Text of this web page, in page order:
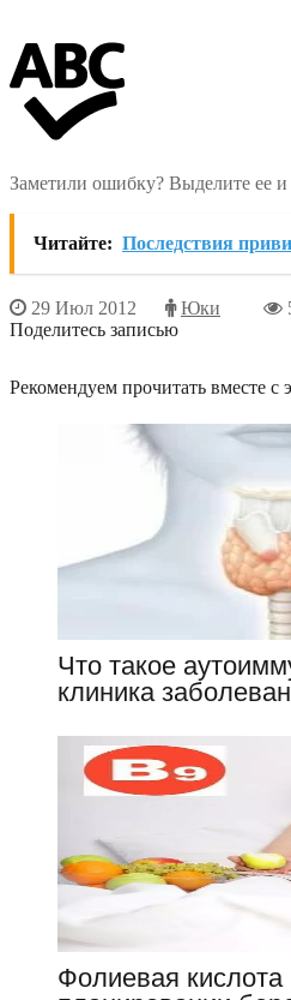
Заметили ошибку? Выделите ее
Читайте: Последствия
29 Июл 2012 Юки
Поделитесь записью
Рекомендуем прочитать вместе с
Что такое
клиника
Фолиевая кислота